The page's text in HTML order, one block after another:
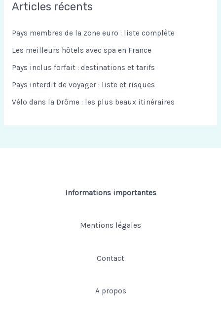
e
h
e
r
Articles récents
Pays membres de la zone euro : liste complète
Les meilleurs hôtels avec spa en France
Pays inclus forfait : destinations et tarifs
Pays interdit de voyager : liste et risques
Vélo dans la Drôme : les plus beaux itinéraires
Informations importantes
Mentions légales
Contact
A propos